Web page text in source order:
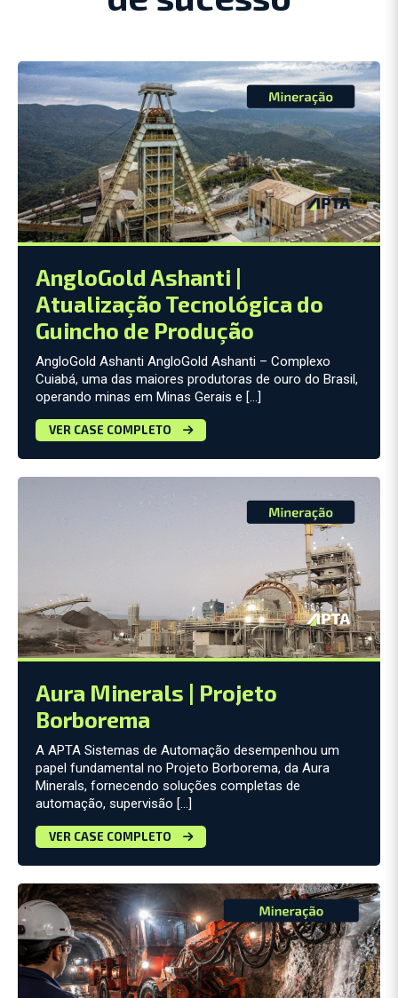
AngloGold Ashanti |
Atualização Tecnológica do
Guincho de Produção
AngloGold Ashanti AngloGold Ashanti – Complexo
Cuiabá, uma das maiores produtoras de ouro do Brasil,
operando minas em Minas Gerais e […]
VER CASE COMPLETO
Aura Minerals | Projeto
Borborema
A APTA Sistemas de Automação desempenhou um
papel fundamental no Projeto Borborema, da Aura
Minerals, fornecendo soluções completas de
automação, supervisão […]
VER CASE COMPLETO